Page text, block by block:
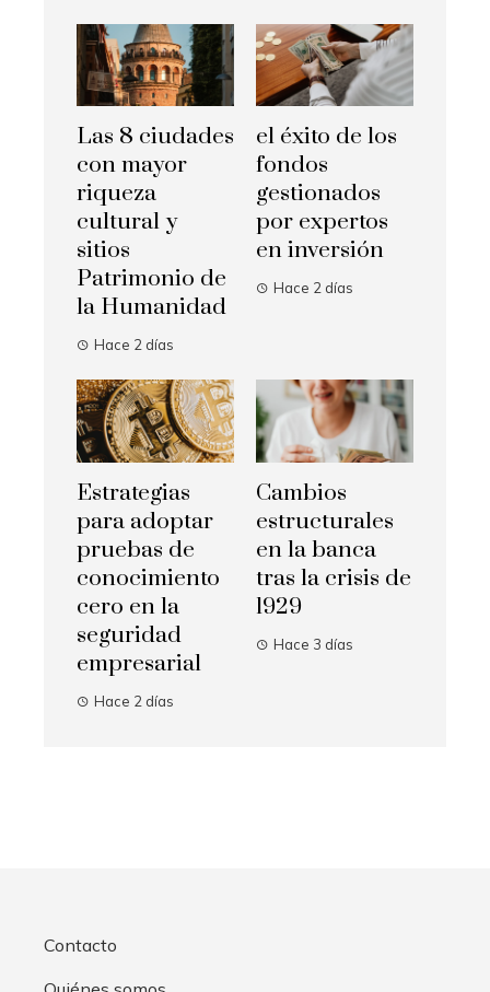
Las 8 ciudades
con mayor
riqueza
cultural y
sitios
Patrimonio de
la Humanidad
Hace 2 días
el éxito de los
fondos
gestionados
por expertos
en inversión
Hace 2 días
Estrategias
para adoptar
pruebas de
conocimiento
cero en la
seguridad
empresarial
Hace 2 días
Cambios
estructurales
en la banca
tras la crisis de
1929
Hace 3 días
Contacto